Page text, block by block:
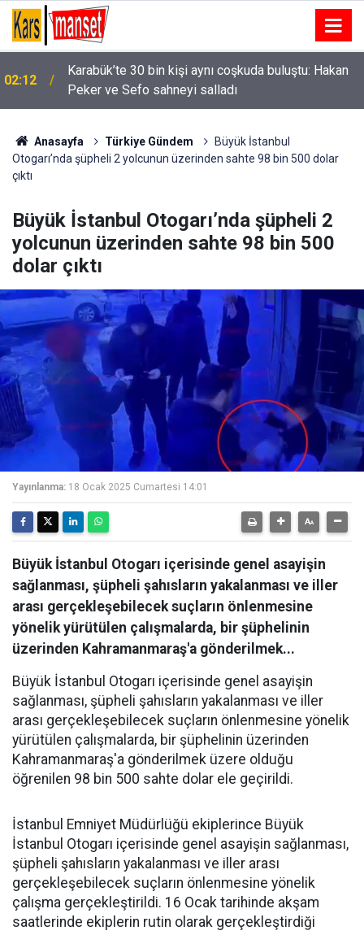
02:12
Karabük’te 30 bin kişi aynı coşkuda buluştu: Hakan
Peker ve Sefo sahneyi salladı
01:58
Niğde’de iki otomobil çarpıştı: 4 yaralı
Anasayfa Türkiye Gündem
Büyük İstanbul
Otogarı’nda şüpheli 2 yolcunun üzerinden sahte 98 bin 500 dolar
çıktı
Büyük İstanbul Otogarı’nda şüpheli 2
yolcunun üzerinden sahte 98 bin 500
dolar çıktı
Yayınlanma: 18 Ocak 2025 Cumartesi 14:01
Büyük İstanbul Otogarı içerisinde genel asayişin
sağlanması, şüpheli şahısların yakalanması ve iller
arası gerçekleşebilecek suçların önlenmesine
yönelik yürütülen çalışmalarda, bir şüphelinin
üzerinden Kahramanmaraş'a gönderilmek...
Büyük İstanbul Otogarı içerisinde genel asayişin
sağlanması, şüpheli şahısların yakalanması ve iller
arası gerçekleşebilecek suçların önlenmesine yönelik
yürütülen çalışmalarda, bir şüphelinin üzerinden
Kahramanmaraş'a gönderilmek üzere olduğu
öğrenilen 98 bin 500 sahte dolar ele geçirildi.
İstanbul Emniyet Müdürlüğü ekiplerince Büyük
İstanbul Otogarı içerisinde genel asayişin sağlanması,
şüpheli şahısların yakalanması ve iller arası
gerçekleşebilecek suçların önlenmesine yönelik
çalışma gerçekleştirildi. 16 Ocak tarihinde akşam
saatlerinde ekiplerin rutin olarak gerçekleştirdiği